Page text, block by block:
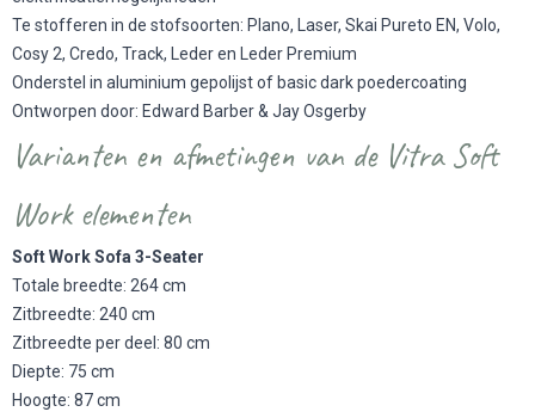
Te stofferen in de stofsoorten: Plano, Laser, Skai Pureto EN, Volo,
Cosy 2, Credo, Track, Leder en Leder Premium
Onderstel in aluminium gepolijst of basic dark poedercoating
Ontworpen door: Edward Barber & Jay Osgerby
Varianten en afmetingen van de Vitra Soft
Work elementen
Soft Work Sofa 3-Seater
Totale breedte: 264 cm
Zitbreedte: 240 cm
Zitbreedte per deel: 80 cm
Diepte: 75 cm
Hoogte: 87 cm